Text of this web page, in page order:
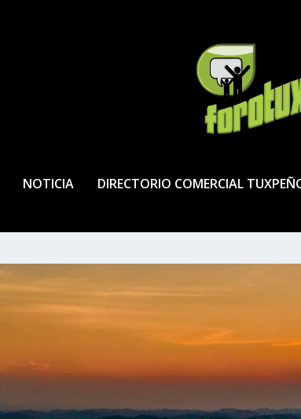
NOTICIA DIRECTORIO COMERCIAL